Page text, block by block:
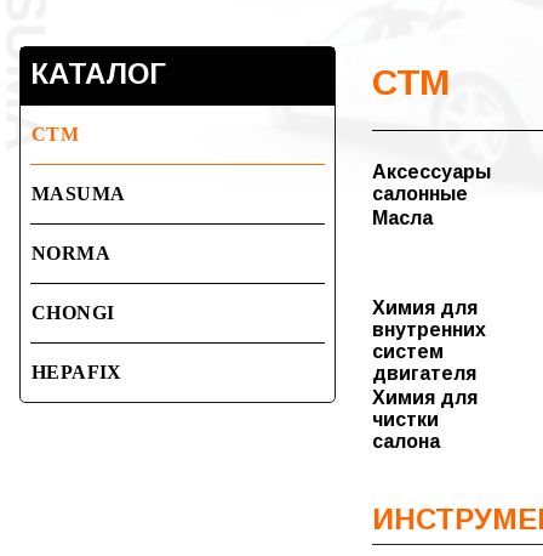
КАТАЛОГ
СТМ
MASUMA
NORMA
CHONGI
HEPAFIX
СТМ
Аксессуары
салонные
Ароматизаторы
прикуриватель
Чехлы,
накидки
Масла
Химия для
внутренних
систем
двигателя
Химия для
чистки
салона